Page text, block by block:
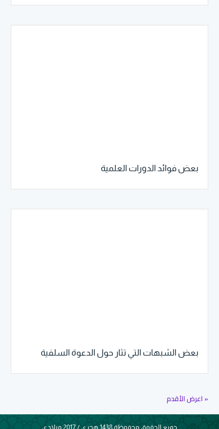
بعض فوائد الدورات العلمية
بعض الشبهات التي تثار حول الدعوة السلفية
« اعرض الأقدم
جميع الحقوق محفوظة 1438 هجري / 2017 ميلادي